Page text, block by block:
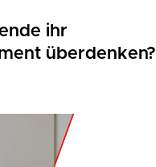
ihr
überdenken?